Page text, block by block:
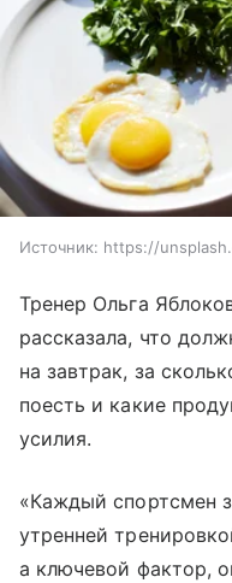
Источник: https://
Тренер Ольга
рассказала, что
на завтрак, за
поесть и какие
усилия.
«Каждый спортсмен
утренней
а ключевой фактор,